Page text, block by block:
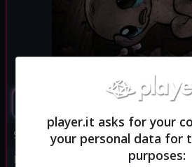
SEGUIMI
Sviluppatore:
Publisher:
player.it asks for your
your personal data for
purposes: